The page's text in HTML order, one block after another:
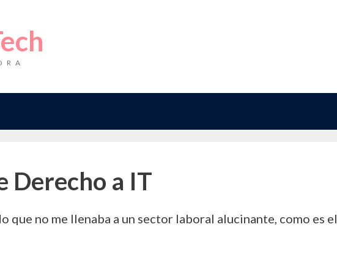
Derecho a IT
que no me llenaba a un sector laboral alucinante, como es el